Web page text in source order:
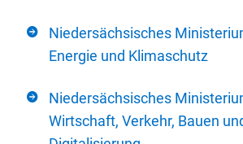
Niedersächsisches
Energie und Klimaschutz
Niedersächsisches
Wirtschaft, Verkehr, Bauen